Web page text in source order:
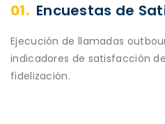
01. Encuestas de
Ejecución de llamadas
indicadores de satisfacción
fidelización.